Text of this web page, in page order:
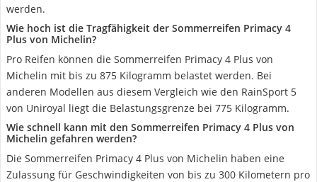
werden.
Wie hoch ist die Tragfähigkeit der Sommerreifen Primacy 4
Plus von Michelin?
Pro Reifen können die Sommerreifen Primacy 4 Plus von
Michelin mit bis zu 875 Kilogramm belastet werden. Bei
anderen Modellen aus diesem Vergleich wie den RainSport 5
von Uniroyal liegt die Belastungsgrenze bei 775 Kilogramm.
Wie schnell kann mit den Sommerreifen Primacy 4 Plus von
Michelin gefahren werden?
Die Sommerreifen Primacy 4 Plus von Michelin haben eine
Zulassung für Geschwindigkeiten von bis zu 300 Kilometern pro